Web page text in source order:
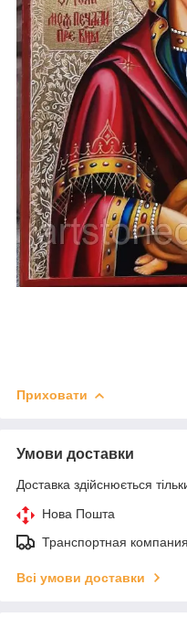
Приховати
Умови доставки
Доставка здійснюється
Нова Пошта
Транспортная компания
Всі умови доставки